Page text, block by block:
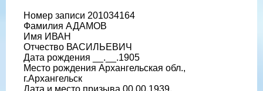
Номер записи 201034164
Фамилия АДАМОВ
Имя ИВАН
Отчество ВАСИЛЬЕВИЧ
Дата рождения __.__.1905
Место рождения Архангельская обл.,
г.Архангельск
Дата и место призыва 00.00.1939,